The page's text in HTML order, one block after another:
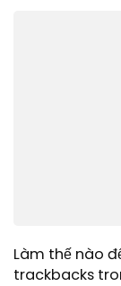
Làm thế nào
trackbacks